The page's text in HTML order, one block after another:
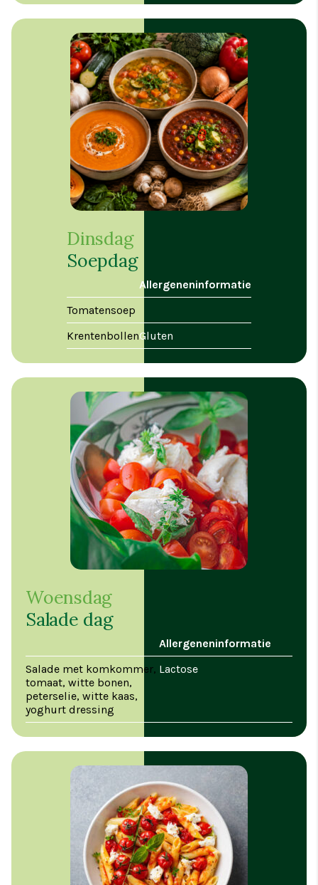
Dinsdag
Soepdag
Allergeneninformatie
Tomatensoep
KrentenbollenGluten
Woensdag
Salade dag
Allergeneninformatie
Salade met komkommer,
tomaat, witte bonen,
peterselie, witte kaas,
yoghurt dressing
Lactose